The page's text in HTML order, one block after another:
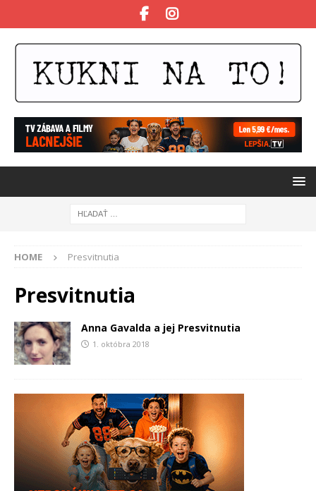
HOME Presvitnutia
Presvitnutia
Anna Gavalda a jej Presvitnutia
1. októbra 2018